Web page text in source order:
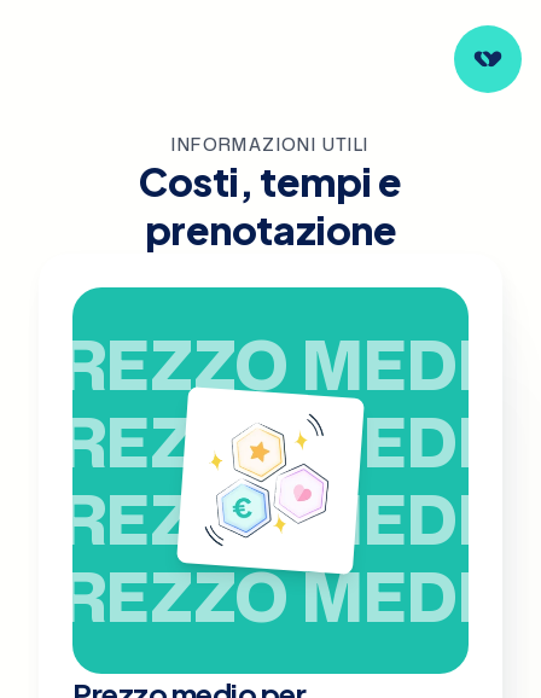
INFORMAZIONI UTILI
Costi, tempi e
prenotazione
PREZZO MEDIO
PREZZO MEDIO
PREZZO MEDIO
PREZZO MEDIO